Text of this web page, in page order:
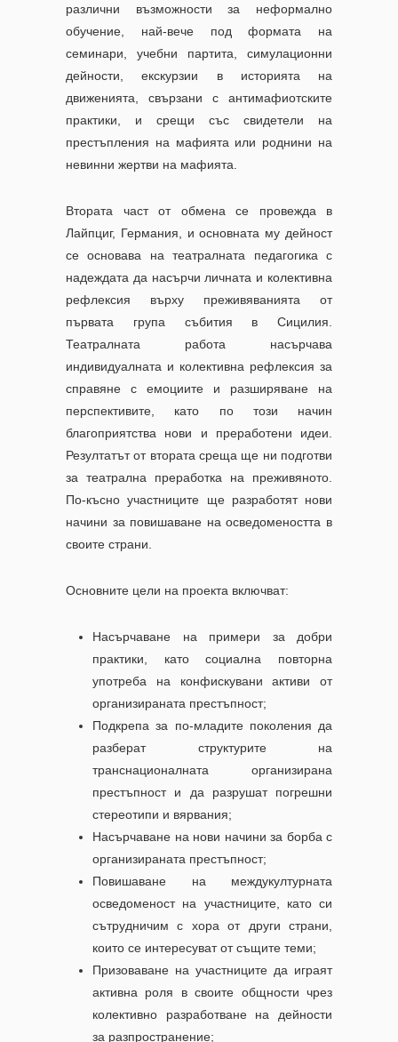
различни възможности за неформално
обучение, най-вече под формата на
семинари, учебни партита, симулационни
дейности, екскурзии в историята на
движенията, свързани с антимафиотските
практики, и срещи със свидетели на
престъпления на мафията или роднини на
невинни жертви на мафията.
Втората част от обмена се провежда в
Лайпциг, Германия, и основната му дейност
се основава на театралната педагогика с
надеждата да насърчи личната и колективна
рефлексия върху преживяванията от
първата група събития в Сицилия.
Театралната работа насърчава
индивидуалната и колективна рефлексия за
справяне с емоциите и разширяване на
перспективите, като по този начин
благоприятства нови и преработени идеи.
Резултатът от втората среща ще ни подготви
за театрална преработка на преживяното.
По-късно участниците ще разработят нови
начини за повишаване на осведомеността в
своите страни.
Основните цели на проекта включват:
Насърчаване на примери за добри
практики, като социална повторна
употреба на конфискувани активи от
организираната престъпност;
Подкрепа за по-младите поколения да
разберат структурите на
транснационалната организирана
престъпност и да разрушат погрешни
стереотипи и вярвания;
Насърчаване на нови начини за борба с
организираната престъпност;
Повишаване на междукултурната
осведоменост на участниците, като си
сътрудничим с хора от други страни,
които се интересуват от същите теми;
Призоваване на участниците да играят
активна роля в своите общности чрез
колективно разработване на дейности
за разпространение;